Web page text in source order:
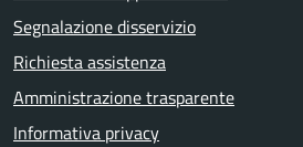
Segnalazione disservizio
Richiesta assistenza
Amministrazione trasparente
Informativa privacy